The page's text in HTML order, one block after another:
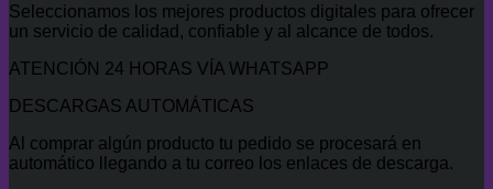
$500.00.$47.00.
Seleccionamos los mejores productos digitales para ofrecer
un servicio de calidad, confiable y al alcance de todos.
ATENCIÓN 24 HORAS VÍA WHATSAPP
DESCARGAS AUTOMÁTICAS
Al comprar algún producto tu pedido se procesará en
automático llegando a tu correo los enlaces de descarga.